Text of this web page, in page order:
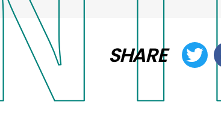
SHARE